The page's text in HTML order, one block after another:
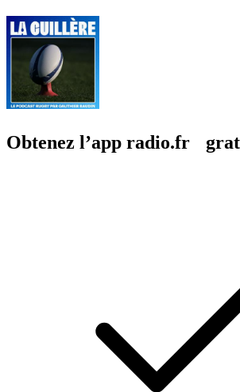
Obtenez l’app radio.fr